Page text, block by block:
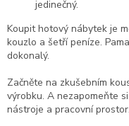
jedinečný.
Koupit hotový nábytek je
kouzlo a šetří peníze.
dokonalý.
Začněte na zkušebním
výrobku. A nezapomeňte
nástroje a pracovní prostor.